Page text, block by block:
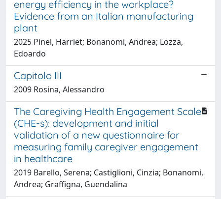
energy efficiency in the workplace?
Evidence from an Italian manufacturing
plant
2025 Pinel, Harriet; Bonanomi, Andrea; Lozza,
Edoardo
Capitolo III
2009 Rosina, Alessandro
The Caregiving Health Engagement Scale
(CHE-s): development and initial
validation of a new questionnaire for
measuring family caregiver engagement
in healthcare
2019 Barello, Serena; Castiglioni, Cinzia; Bonanomi,
Andrea; Graffigna, Guendalina